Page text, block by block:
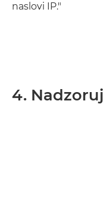
naslovi IP."
4.